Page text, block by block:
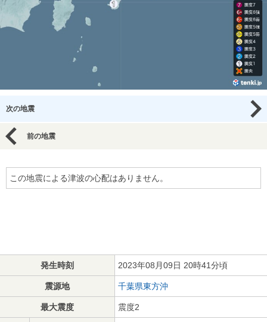
次の地震
前の地震
この地震による津波の心配はありません。
発生時刻 2023年08月09日 20時41分頃
震源地 千葉県東方沖
最大震度 震度2